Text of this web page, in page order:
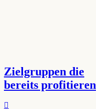
Zielgruppen die
bereits profitieren